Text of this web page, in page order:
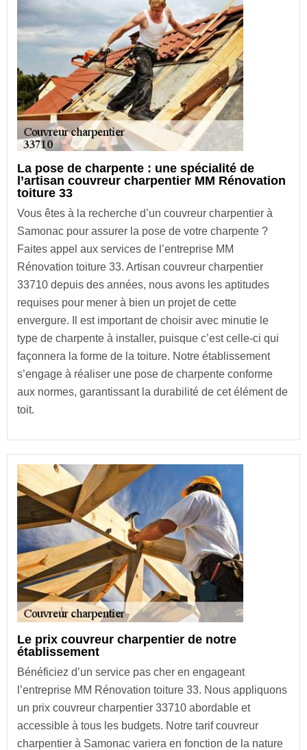
La pose de charpente : une spécialité de
l’artisan couvreur charpentier MM Rénovation
toiture 33
Vous êtes à la recherche d’un couvreur charpentier à
Samonac pour assurer la pose de votre charpente ?
Faites appel aux services de l’entreprise MM
Rénovation toiture 33. Artisan couvreur charpentier
33710 depuis des années, nous avons les aptitudes
requises pour mener à bien un projet de cette
envergure. Il est important de choisir avec minutie le
type de charpente à installer, puisque c’est celle-ci qui
façonnera la forme de la toiture. Notre établissement
s’engage à réaliser une pose de charpente conforme
aux normes, garantissant la durabilité de cet élément de
toit.
Le prix couvreur charpentier de notre
établissement
Bénéficiez d’un service pas cher en engageant
l’entreprise MM Rénovation toiture 33. Nous appliquons
un prix couvreur charpentier 33710 abordable et
accessible à tous les budgets. Notre tarif couvreur
charpentier à Samonac variera en fonction de la nature